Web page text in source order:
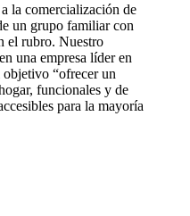
la comercialización de
un grupo familiar con
el rubro. Nuestro
una empresa líder en
“ofrecer un
funcionales y de
para la mayoría